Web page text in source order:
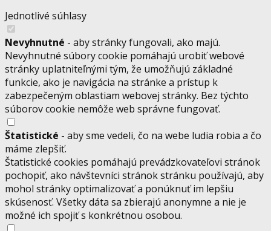
Jednotlivé súhlasy
Nevyhnutné - aby stránky fungovali, ako majú.
Nevyhnutné súbory cookie pomáhajú urobiť webové
stránky uplatniteľnými tým, že umožňujú základné
funkcie, ako je navigácia na stránke a prístup k
zabezpečeným oblastiam webovej stránky. Bez týchto
súborov cookie nemôže web správne fungovať.
Štatistické - aby sme vedeli, čo na webe ludia robia a čo
máme zlepšiť.
Štatistické cookies pomáhajú prevádzkovateľovi stránok
pochopiť, ako návštevníci stránok stránku používajú, aby
mohol stránky optimalizovať a ponúknuť im lepšiu
skúsenosť. Všetky dáta sa zbierajú anonymne a nie je
možné ich spojiť s konkrétnou osobou.